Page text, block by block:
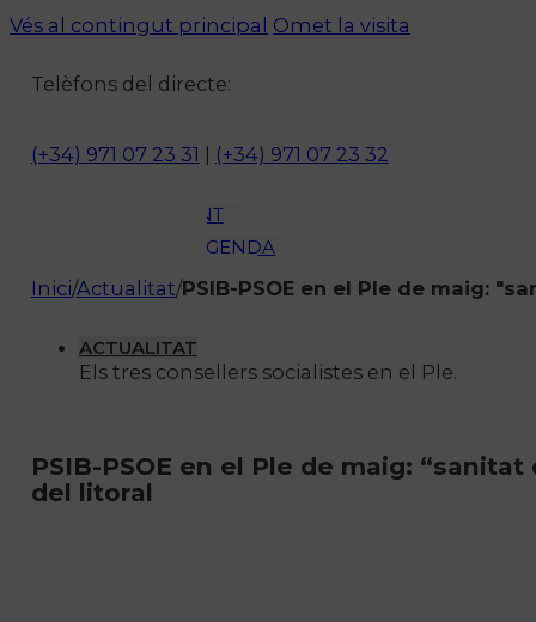
Vés al contingut principal Omet la visita
Telèfons del directe:
(+34) 971 07 23 31 (+34) 971 07 23 32
ACTUALITAT
OCI
ENTREVISTES
AMBIENT
AGENDA
En directe
Programació
Qui som?
Inici/Actualitat/PSIB-PSOE en el Ple de maig:
Els tres consellers socialistes en el Ple.
ACTUALITAT
PSIB-PSOE en el Ple de maig:
del litoral